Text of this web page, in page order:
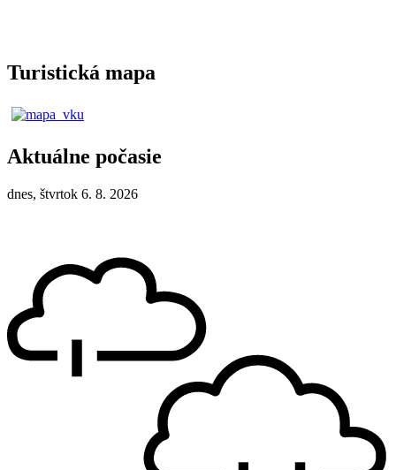
Turistická mapa
Aktuálne počasie
dnes, štvrtok 6. 8. 2026